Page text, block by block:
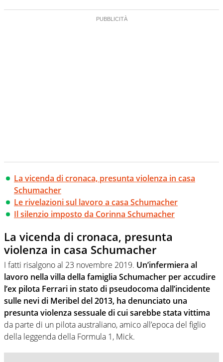
La vicenda di cronaca, presunta violenza in casa
Schumacher
Le rivelazioni sul lavoro a casa Schumacher
Il silenzio imposto da Corinna Schumacher
La vicenda di cronaca, presunta
violenza in casa Schumacher
I fatti risalgono al 23 novembre 2019. Un’infermiera al
lavoro nella villa della famiglia Schumacher per accudire
l’ex pilota Ferrari in stato di pseudocoma dall’incidente
sulle nevi di Meribel del 2013, ha denunciato una
presunta violenza sessuale di cui sarebbe stata vittima
da parte di un pilota australiano, amico all’epoca del figlio
della leggenda della Formula 1, Mick.